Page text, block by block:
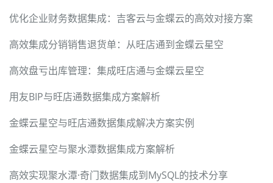
优化企业财务数据集成：吉客云与金蝶云的高效对接方案
高效集成分销销售退货单：从旺店通到金蝶云星空
高效盘亏出库管理：集成旺店通与金蝶云星空
用友BIP与旺店通数据集成方案解析
金蝶云星空与旺店通数据集成解决方案实例
金蝶云星空与聚水潭数据集成方案解析
高效实现聚水潭·奇门数据集成到MySQL的技术分享